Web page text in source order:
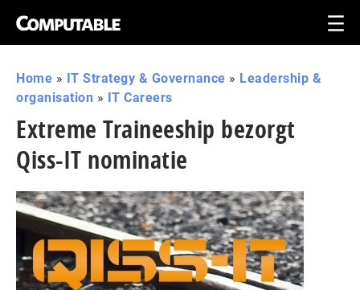
Home » IT Strategy & Governance » Leadership &
organisation » IT Careers
Extreme Traineeship bezorgt
Qiss-IT nominatie